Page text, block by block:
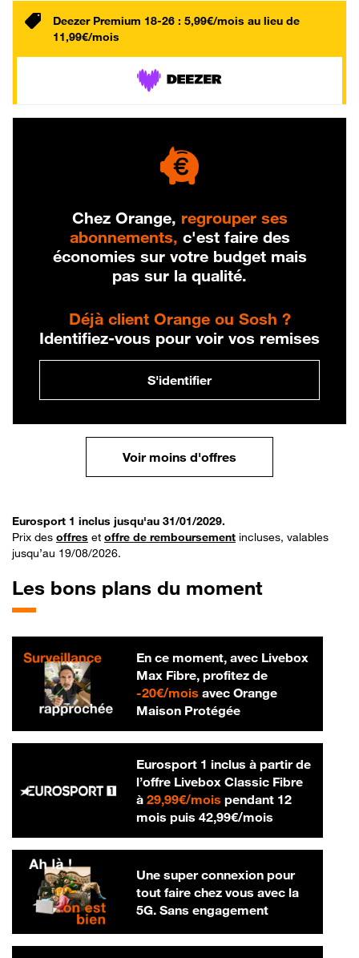
Deezer Premium 18-26 : 5,99€/mois au lieu de
11,99€/mois
Chez Orange, regrouper ses
abonnements, c'est faire des
économies sur votre budget mais
pas sur la qualité.
Déjà client Orange ou Sosh ?
Identifiez-vous pour voir vos remises
S'identifier
Voir moins d'offres
Eurosport 1 inclus jusqu'au 31/01/2029.
Prix des offres et offre de remboursement incluses, valables
jusqu’au 19/08/2026.
Les bons plans du moment
En ce moment, avec Livebox
Max Fibre, profitez de
-20€/mois20 € par mois
avec Orange
Maison Protégée
Eurosport 1 inclus à partir de
l’offre Livebox Classic Fibre
à 29,99€/mois29,99 € par mois
pendant 12
mois puis 42,99€/mois42,99 € par
Une super connexion pour
tout faire chez vous avec la
5G. Sans engagement